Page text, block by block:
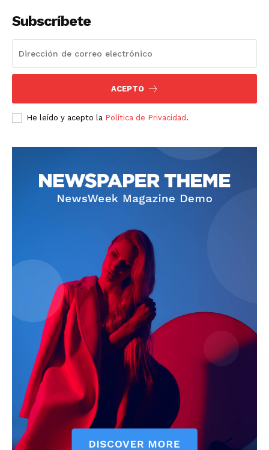
Subscríbete
ACEPTO
He leído y acepto la Política de Privacidad.